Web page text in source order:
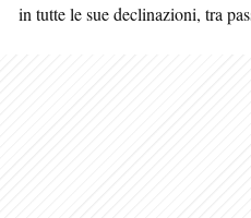
in tutte le sue declinazioni, tra